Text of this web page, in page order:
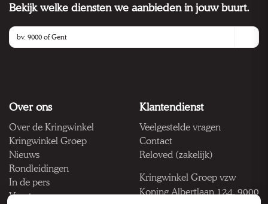
Bekijk welke diensten we aanbieden in jouw buurt.
Over ons
Over de Kringwinkel
Kringwinkel Groep
Nieuws
Rondleidingen
In de pers
Vacatures
Klantendienst
Veelgestelde vragen
Contact
Reloved (zakelijk)
Kringwinkel Groep vzw
Koning Albertlaan 124, 9000